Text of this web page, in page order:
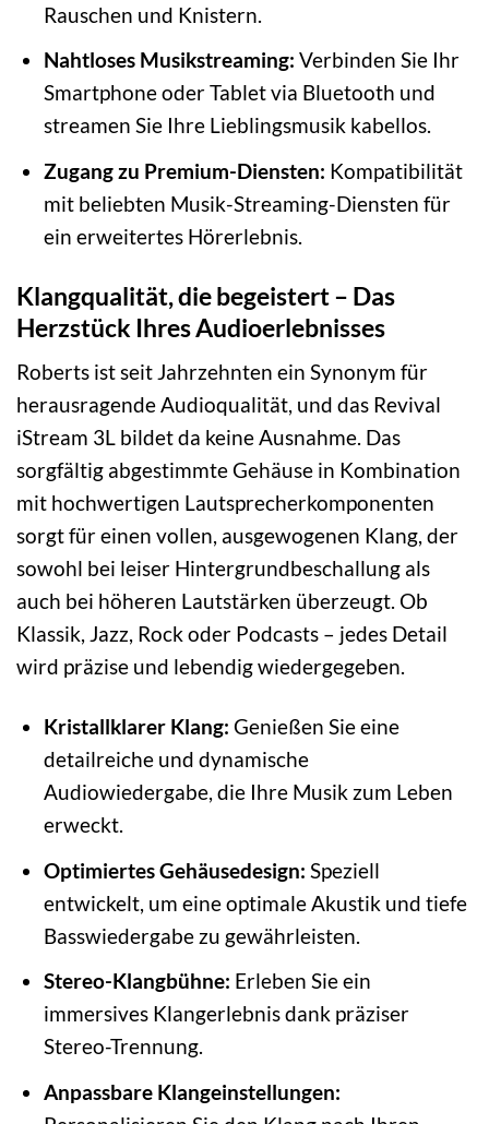
Rauschen und Knistern.
Nahtloses Musikstreaming: Verbinden Sie Ihr
Smartphone oder Tablet via Bluetooth und
streamen Sie Ihre Lieblingsmusik kabellos.
Zugang zu Premium-Diensten: Kompatibilität
mit beliebten Musik-Streaming-Diensten für
ein erweitertes Hörerlebnis.
Klangqualität, die begeistert – Das
Herzstück Ihres Audioerlebnisses
Roberts ist seit Jahrzehnten ein Synonym für
herausragende Audioqualität, und das Revival
iStream 3L bildet da keine Ausnahme. Das
sorgfältig abgestimmte Gehäuse in Kombination
mit hochwertigen Lautsprecherkomponenten
sorgt für einen vollen, ausgewogenen Klang, der
sowohl bei leiser Hintergrundbeschallung als
auch bei höheren Lautstärken überzeugt. Ob
Klassik, Jazz, Rock oder Podcasts – jedes Detail
wird präzise und lebendig wiedergegeben.
Kristallklarer Klang: Genießen Sie eine
detailreiche und dynamische
Audiowiedergabe, die Ihre Musik zum Leben
erweckt.
Optimiertes Gehäusedesign: Speziell
entwickelt, um eine optimale Akustik und tiefe
Basswiedergabe zu gewährleisten.
Stereo-Klangbühne: Erleben Sie ein
immersives Klangerlebnis dank präziser
Stereo-Trennung.
Anpassbare Klangeinstellungen: